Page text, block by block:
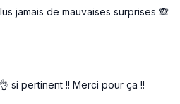
jamais de mauvaises surprises 🙈
si pertinent !! Merci pour ça !!